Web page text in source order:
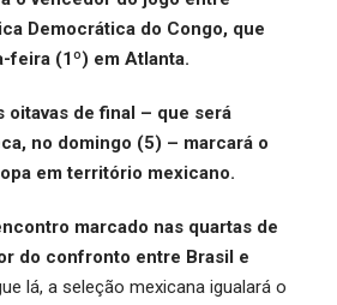
Democrática do Congo, que
feira (1º) em Atlanta.
oitavas de final – que será
no domingo (5) – marcará o
em território mexicano.
marcado nas quartas de
do confronto entre Brasil e
lá, a seleção mexicana igualará o